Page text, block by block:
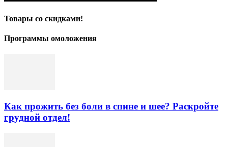
Товары со скидками!
Программы омоложения
Как прожить без боли в спине и шее? Раскройте
грудной отдел!